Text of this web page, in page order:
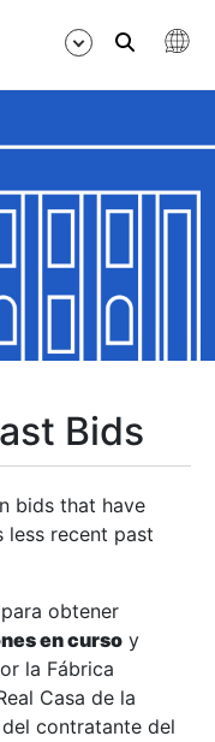
Bids
bids that have
less recent past
obtener
en curso y
la Fábrica
Casa de la
contratante del